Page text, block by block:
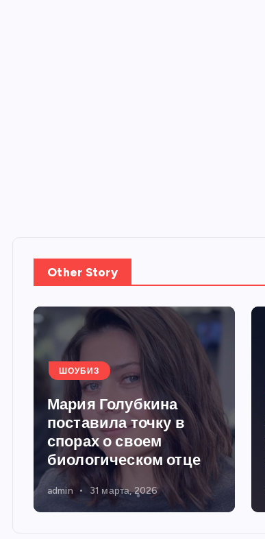
Other Story
ШОУБИЗ
Мария Голубкина
поставила точку в
спорах о своем
биологическом отце
admin 31 марта, 2026